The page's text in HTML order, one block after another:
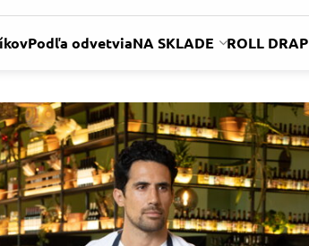
Podľa odvetviaNA SKLADE ROLL DRAP